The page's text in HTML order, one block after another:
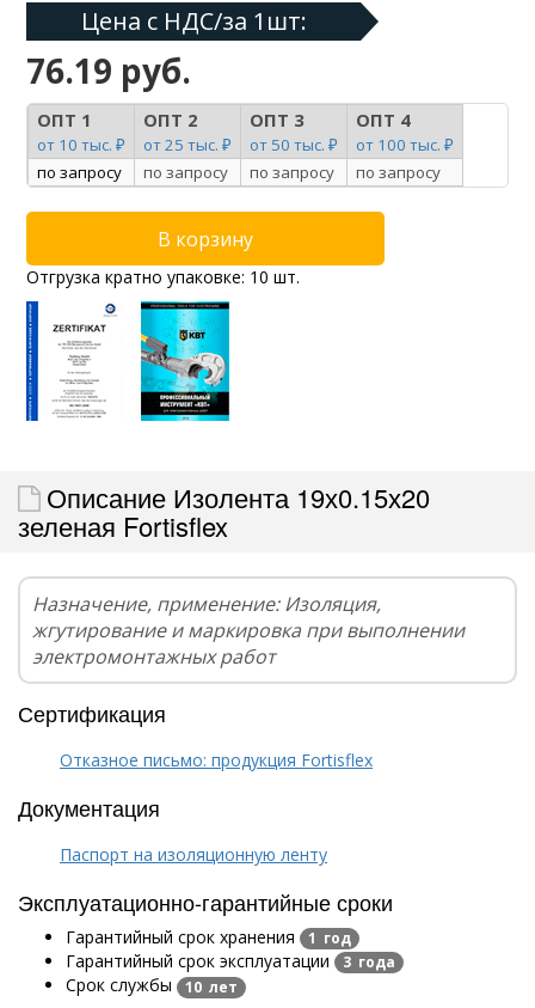
Цена с НДС/за 1шт:
76.19 руб.
ОПТ 1
от 10 тыс. ₽
ОПТ 2
от 25 тыс. ₽
ОПТ 3
от 50 тыс. ₽
ОПТ 4
от 100 тыс. ₽
по запросу
по запросу по запросу по запросу
Отгрузка кратно упаковке: 10 шт.
Описание Изолента 19х0.15х20
зеленая Fortisflex
Назначение, применение: Изоляция,
жгутирование и маркировка при выполнении
электромонтажных работ
Сертификация
Отказное письмо: продукция Fortisflex
Документация
Паспорт на изоляционную ленту
Эксплуатационно-гарантийные сроки
Гарантийный срок хранения 1 год
Гарантийный срок эксплуатации 3 года
Срок службы 10 лет